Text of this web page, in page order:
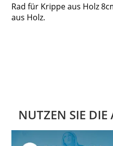
Rad für Krippe aus Holz
aus Holz.
NUTZEN SIE